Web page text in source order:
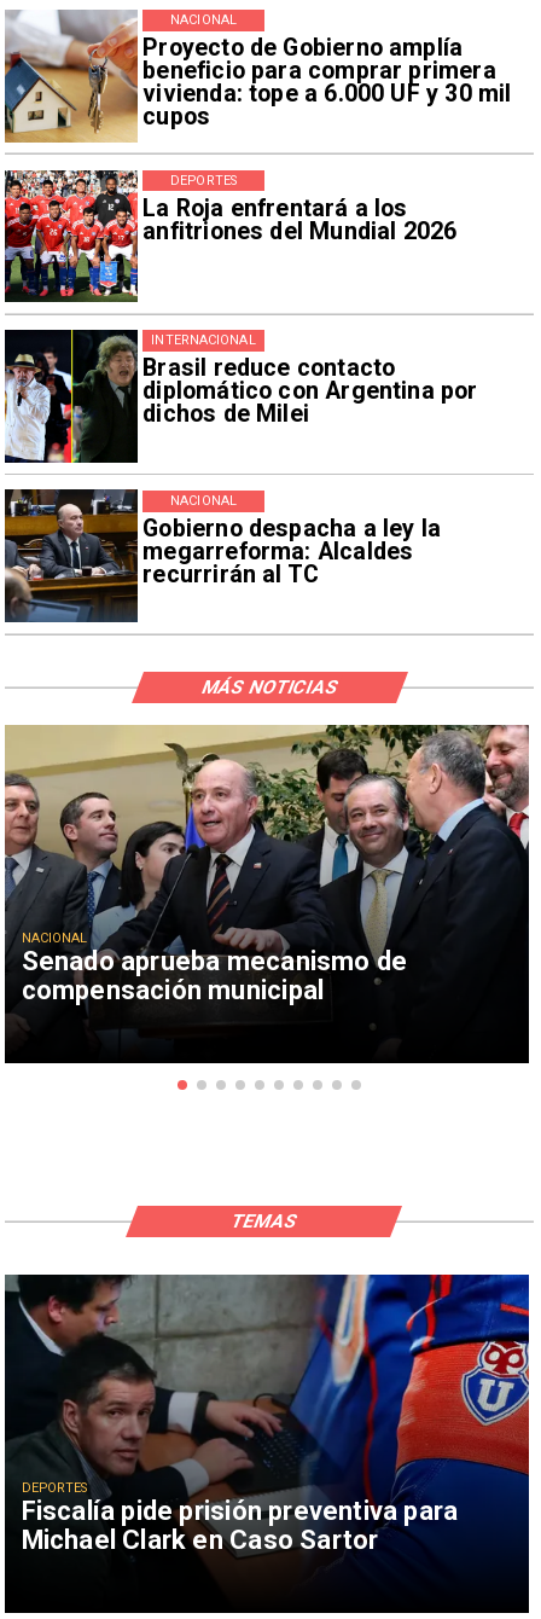
Proyecto de Gobierno amplía
beneficio para comprar primera
vivienda: tope a 6.000 UF y 30 mil
cupos
NACIONAL
La Roja enfrentará a los
anfitriones del Mundial 2026
DEPORTES
Brasil reduce contacto
diplomático con Argentina por
dichos de Milei
INTERNACIONAL
Gobierno despacha a ley la
megarreforma: Alcaldes
recurrirán al TC
NACIONAL
Senado aprueba mecanismo de
compensación municipal
NACIONAL
MÁS NOTICIAS
Fiscalía pide prisión preventiva para
Michael Clark en Caso Sartor
DEPORTES
TEMAS